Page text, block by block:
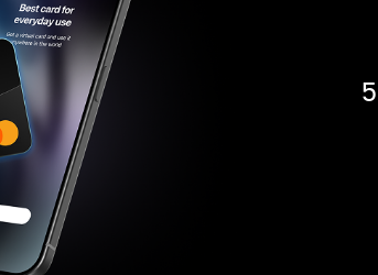
ادفع بالكريبتو في أي مكان. احصل على بطاقتك خلال 5